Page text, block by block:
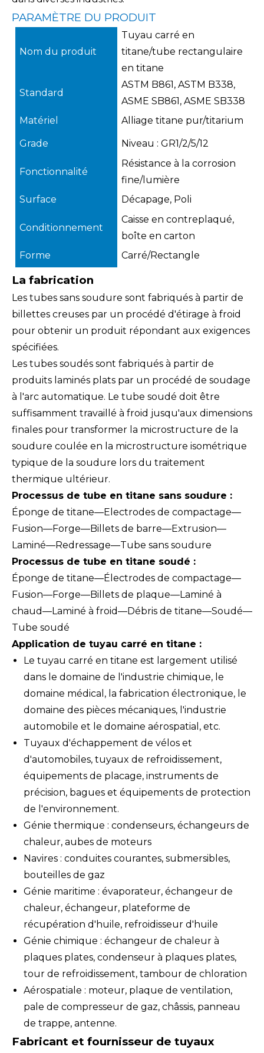
PARAMÈTRE DU PRODUIT
Nom du produit
Tuyau carré en
titane/tube rectangulaire
en titane
Standard
ASTM B861, ASTM B338,
ASME SB861, ASME SB338
Matériel
Alliage titane pur/titarium
Grade Niveau : GR1/2/5/12
Fonctionnalité
Résistance à la corrosion
fine/lumière
Surface
Décapage, Poli
Conditionnement
Caisse en contreplaqué,
boîte en carton
Forme
Carré/Rectangle
La fabrication
Les tubes sans soudure sont fabriqués à partir de
billettes creuses par un procédé d'étirage à froid
pour obtenir un produit répondant aux exigences
spécifiées.
Les tubes soudés sont fabriqués à partir de
produits laminés plats par un procédé de soudage
à l'arc automatique. Le tube soudé doit être
suffisamment travaillé à froid jusqu'aux dimensions
finales pour transformer la microstructure de la
soudure coulée en la microstructure isométrique
typique de la soudure lors du traitement
thermique ultérieur.
Processus de tube en titane sans soudure :
Éponge de titane—Electrodes de compactage—
Fusion—Forge—Billets de barre—Extrusion—
Laminé—Redressage—Tube sans soudure
Processus de tube en titane soudé :
Éponge de titane—Électrodes de compactage—
Fusion—Forge—Billets de plaque—Laminé à
chaud—Laminé à froid—Débris de titane—Soudé—
Tube soudé
Application de tuyau carré en titane :
Le tuyau carré en titane est largement utilisé
dans le domaine de l'industrie chimique, le
domaine médical, la fabrication électronique, le
domaine des pièces mécaniques, l'industrie
automobile et le domaine aérospatial, etc.
Tuyaux d'échappement de vélos et
d'automobiles, tuyaux de refroidissement,
équipements de placage, instruments de
précision, bagues et équipements de protection
de l'environnement.
Génie thermique : condenseurs, échangeurs de
chaleur, aubes de moteurs
Navires : conduites courantes, submersibles,
bouteilles de gaz
Génie maritime : évaporateur, échangeur de
chaleur, échangeur, plateforme de
récupération d'huile, refroidisseur d'huile
Génie chimique : échangeur de chaleur à
plaques plates, condenseur à plaques plates,
tour de refroidissement, tambour de chloration
Aérospatiale : moteur, plaque de ventilation,
pale de compresseur de gaz, châssis, panneau
de trappe, antenne.
Fabricant et fournisseur de tuyaux